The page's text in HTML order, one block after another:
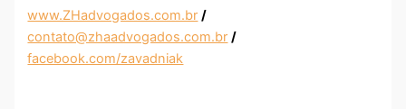
www.ZHadvogados.com.br /
contato@zhaadvogados.com.br /
facebook.com/zavadniak